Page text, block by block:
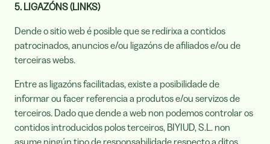
5. LIGAZÓNS (LINKS)
Dende o sitio web é posible que se redirixa a contidos
patrocinados, anuncios e/ou ligazóns de afiliados e/ou de
terceiras webs.
Entre as ligazóns facilitadas, existe a posibilidade de
informar ou facer referencia a produtos e/ou servizos de
terceiros. Dado que dende a web non podemos controlar os
contidos introducidos polos terceiros, BIYIUD, S.L. non
asume ningún tipo de responsabilidade respecto a ditos